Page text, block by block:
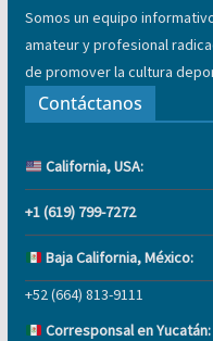
Somos un equipo
amateur y profesional
de promover la cultura
Contáctanos
California, USA:
+1 (619) 799-7272
Baja California, México:
+52 (664) 813-9111
Corresponsal en Yucatán: